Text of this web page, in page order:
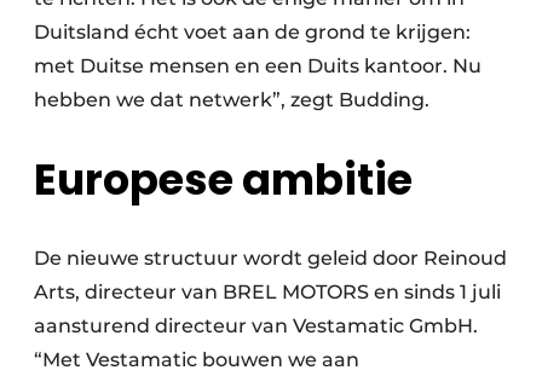
Duitsland écht voet aan de grond te krijgen:
met Duitse mensen en een Duits kantoor. Nu
hebben we dat netwerk”, zegt Budding.
Europese ambitie
De nieuwe structuur wordt geleid door Reinoud
Arts, directeur van BREL MOTORS en sinds 1 juli
aansturend directeur van Vestamatic GmbH.
“Met Vestamatic bouwen we aan